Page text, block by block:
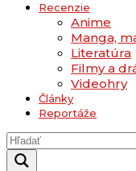
Recenzie
Anime
Manga,
Literatúra
Filmy a
Videohry
Články
Reportáže